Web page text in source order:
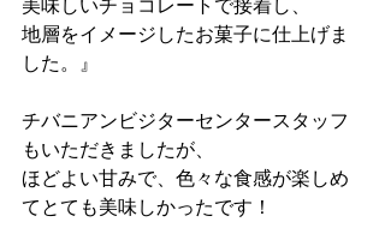
美味しいチョコレートで接着し、
地層をイメージしたお菓子に仕上げま
した。』
チバニアンビジターセンタースタッフ
もいただきましたが、
ほどよい甘みで、色々な食感が楽しめ
てとても美味しかったです！